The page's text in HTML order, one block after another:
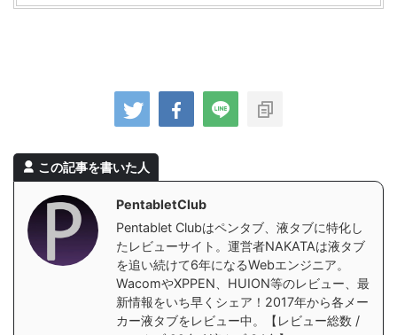
この記事を書いた人
PentabletClub
Pentablet Clubはペンタブ、液タブに特化し
たレビューサイト。運営者NAKATAは液タブ
を追い続けて6年になるWebエンジニア。
WacomやXPPEN、HUION等のレビュー、最
新情報をいち早くシェア！2017年から各メー
カー液タブをレビュー中。【レビュー総数 /